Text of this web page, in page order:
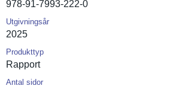
978-91-7993-222-0
Utgivningsår
2025
Produkttyp
Rapport
Antal sidor